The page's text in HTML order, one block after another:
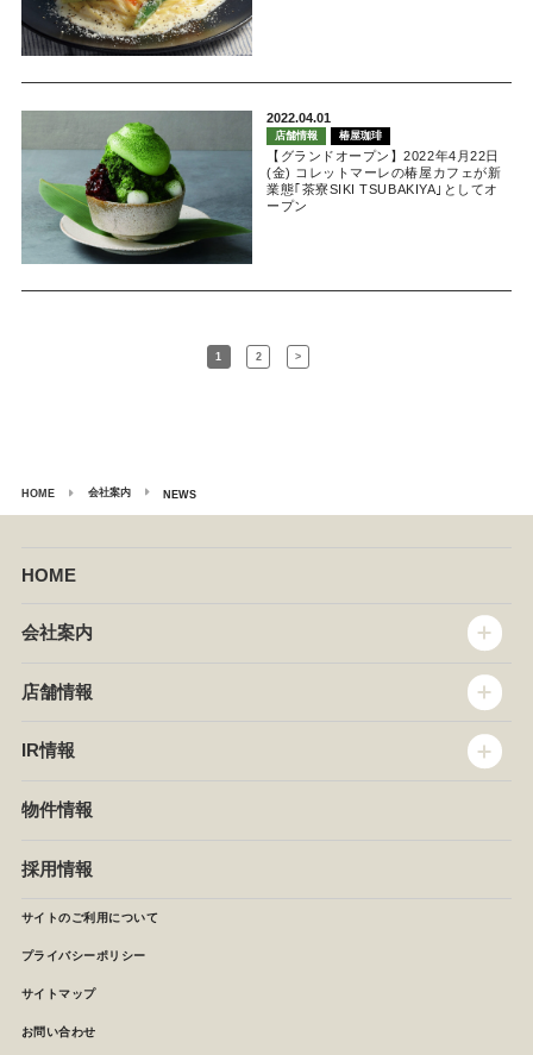
2022.04.01
店舗情報 椿屋珈琲
【グランドオープン】2022年4月22日
(金) コレットマーレの椿屋カフェが新
業態｢茶寮SIKI TSUBAKIYA｣としてオ
ープン
1 2 >
HOME 会社案内 NEWS
HOME
会社案内
企業情報
セントラルキッチン
NEWS
店舗情報
椿屋珈琲
イタリアンダイニングDONA
店舗検索
IR情報
IRニュース
月次報告
決算短信
株主の皆様へ
よくあるご質問 (株主優待制度)
物件情報
採用情報
サイトのご利用について
プライバシーポリシー
サイトマップ
お問い合わせ